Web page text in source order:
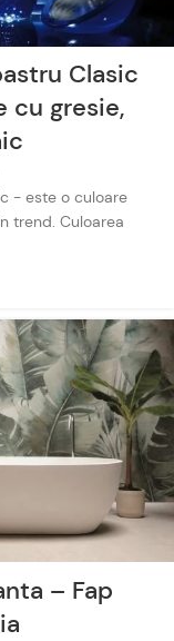
Clasic
cu gresie,
- este o culoare
trend. Culoarea
– Fap